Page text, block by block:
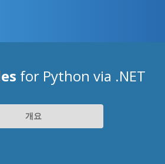
for Python via .NET
개요